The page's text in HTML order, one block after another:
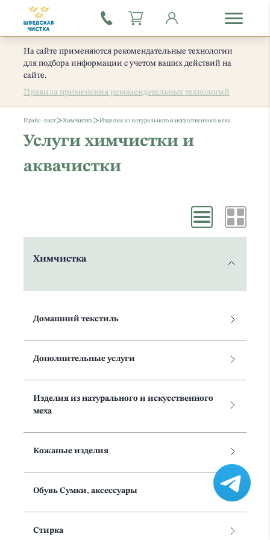
На сайте применяются рекомендательные технологии
для подбора информации с учетом ваших действий на
сайте.
Правила применения рекомендательных технологий
Прайс -лист>Химчистка>Изделия из натурального и искусственного меха
Услуги химчистки и
аквачистки
Химчистка
Домашний текстиль
Дополнительные услуги
Изделия из натурального и искусственного
меха
Кожаные изделия
Обувь Сумки, аксессуары
Стирка